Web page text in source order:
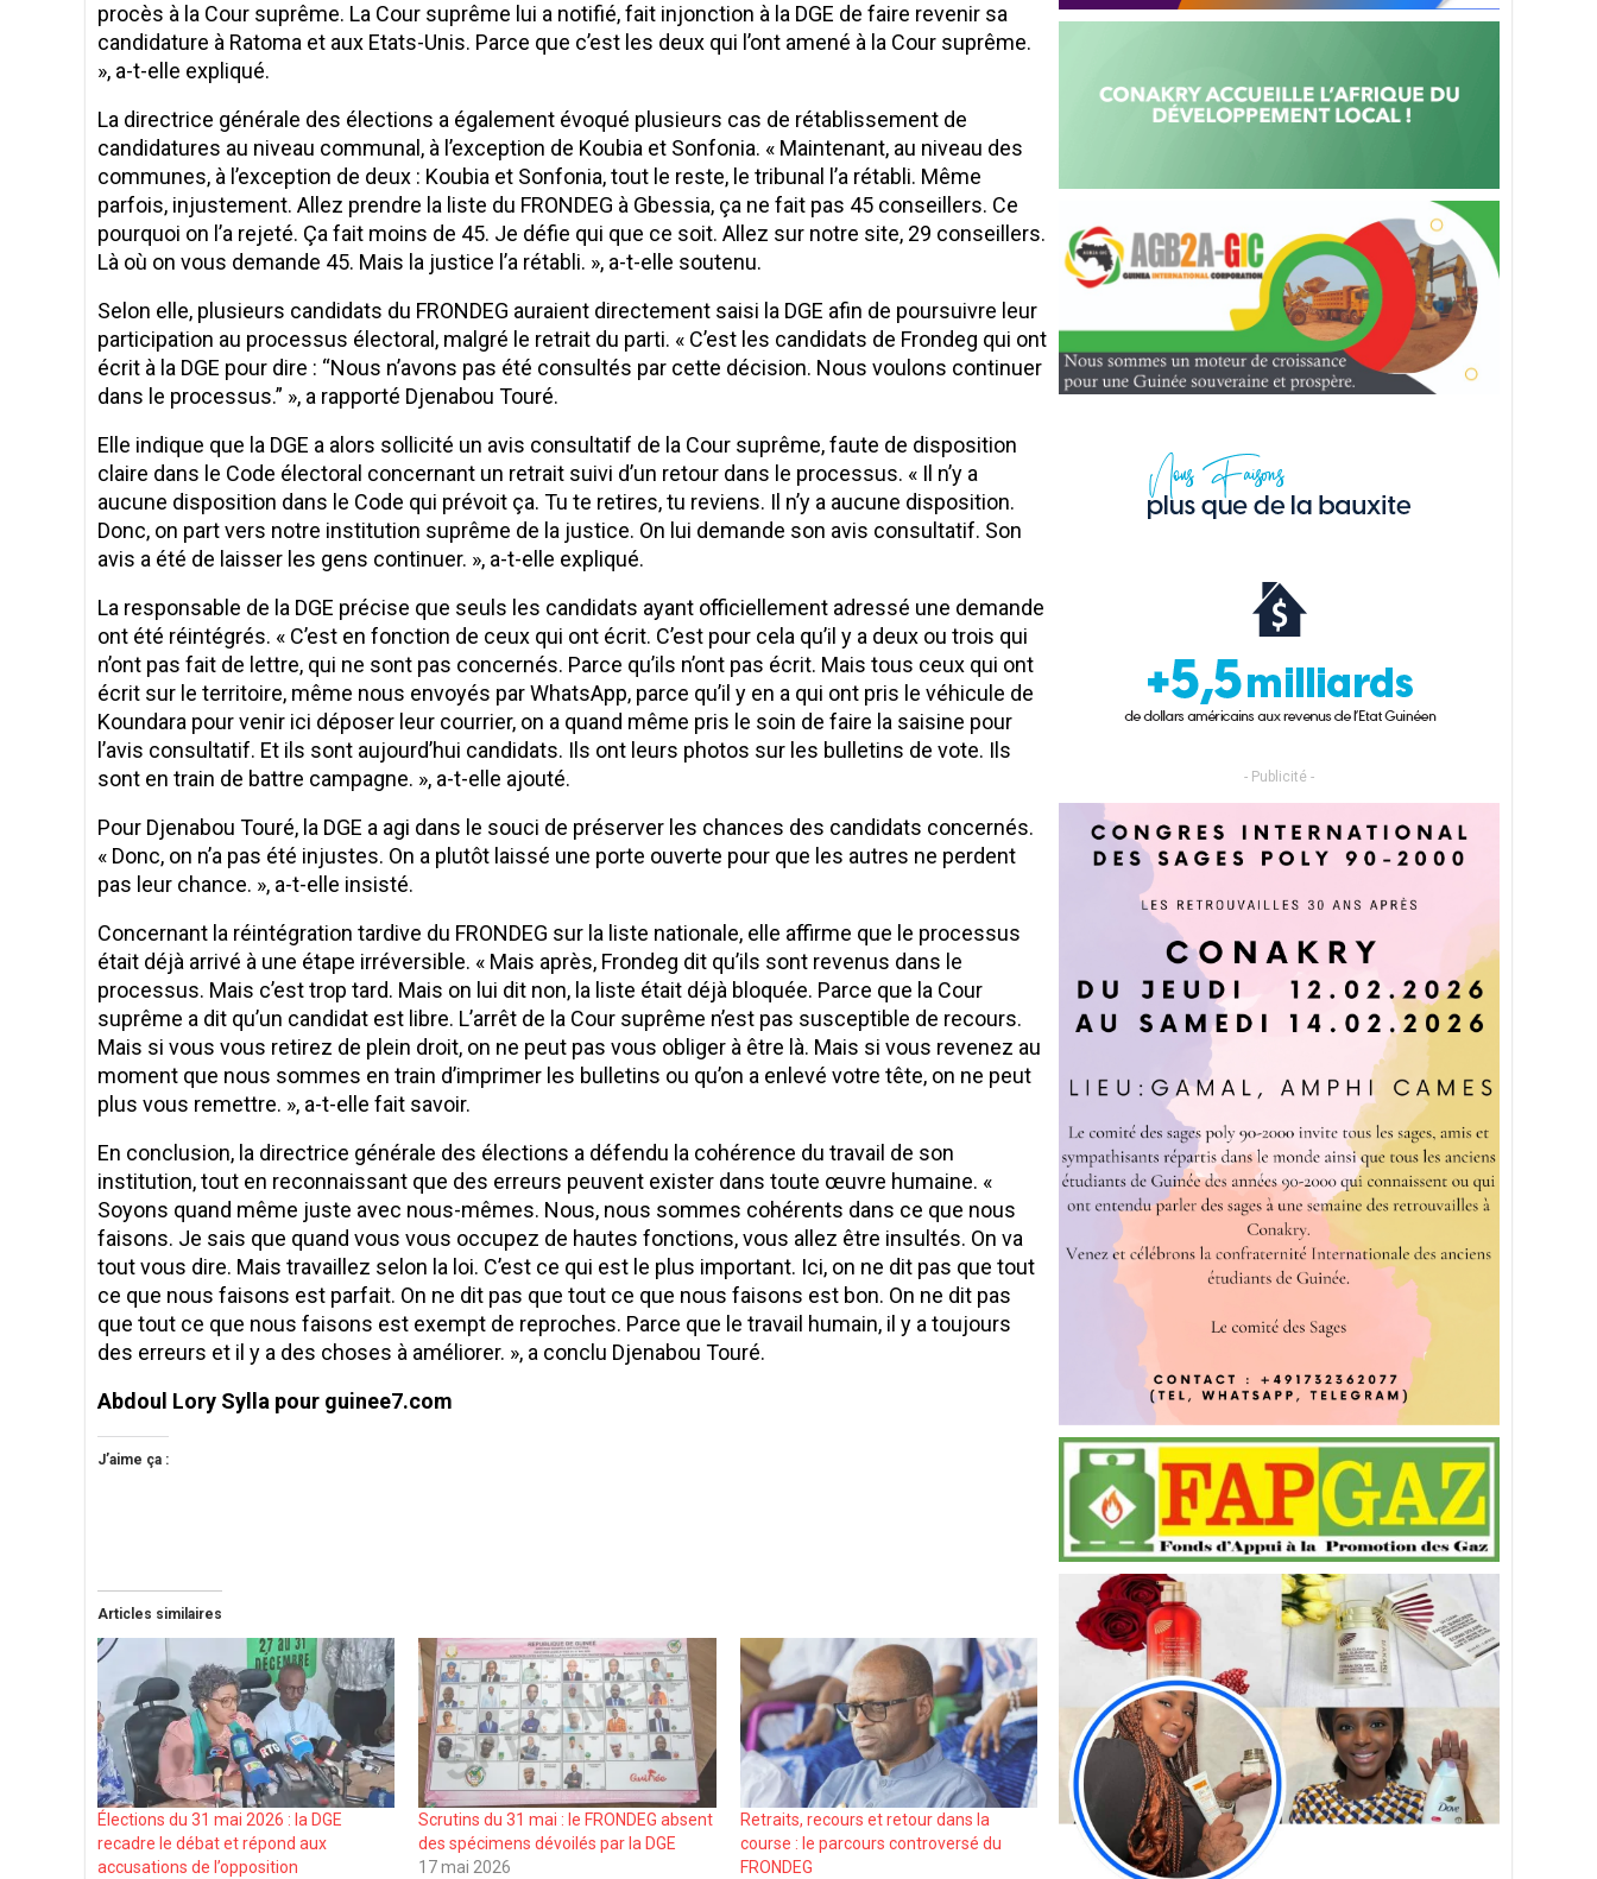
procès à la Cour suprême. La Cour suprême lui a notifié, fait injonction à la DGE de faire revenir sa
candidature à Ratoma et aux Etats-Unis. Parce que c’est les deux qui l’ont amené à la Cour suprême.
», a-t-elle expliqué.
La directrice générale des élections a également évoqué plusieurs cas de rétablissement de
candidatures au niveau communal, à l’exception de Koubia et Sonfonia. « Maintenant, au niveau des
communes, à l’exception de deux : Koubia et Sonfonia, tout le reste, le tribunal l’a rétabli. Même
parfois, injustement. Allez prendre la liste du FRONDEG à Gbessia, ça ne fait pas 45 conseillers. Ce
pourquoi on l’a rejeté. Ça fait moins de 45. Je défie qui que ce soit. Allez sur notre site, 29 conseillers.
Là où on vous demande 45. Mais la justice l’a rétabli. », a-t-elle soutenu.
Selon elle, plusieurs candidats du FRONDEG auraient directement saisi la DGE afin de poursuivre leur
participation au processus électoral, malgré le retrait du parti. « C’est les candidats de Frondeg qui ont
écrit à la DGE pour dire : “Nous n’avons pas été consultés par cette décision. Nous voulons continuer
dans le processus.” », a rapporté Djenabou Touré.
Elle indique que la DGE a alors sollicité un avis consultatif de la Cour suprême, faute de disposition
claire dans le Code électoral concernant un retrait suivi d’un retour dans le processus. « Il n’y a
aucune disposition dans le Code qui prévoit ça. Tu te retires, tu reviens. Il n’y a aucune disposition.
Donc, on part vers notre institution suprême de la justice. On lui demande son avis consultatif. Son
avis a été de laisser les gens continuer. », a-t-elle expliqué.
La responsable de la DGE précise que seuls les candidats ayant officiellement adressé une demande
ont été réintégrés. « C’est en fonction de ceux qui ont écrit. C’est pour cela qu’il y a deux ou trois qui
n’ont pas fait de lettre, qui ne sont pas concernés. Parce qu’ils n’ont pas écrit. Mais tous ceux qui ont
écrit sur le territoire, même nous envoyés par WhatsApp, parce qu’il y en a qui ont pris le véhicule de
Koundara pour venir ici déposer leur courrier, on a quand même pris le soin de faire la saisine pour
l’avis consultatif. Et ils sont aujourd’hui candidats. Ils ont leurs photos sur les bulletins de vote. Ils
sont en train de battre campagne. », a-t-elle ajouté.
Pour Djenabou Touré, la DGE a agi dans le souci de préserver les chances des candidats concernés.
« Donc, on n’a pas été injustes. On a plutôt laissé une porte ouverte pour que les autres ne perdent
pas leur chance. », a-t-elle insisté.
Concernant la réintégration tardive du FRONDEG sur la liste nationale, elle affirme que le processus
était déjà arrivé à une étape irréversible. « Mais après, Frondeg dit qu’ils sont revenus dans le
processus. Mais c’est trop tard. Mais on lui dit non, la liste était déjà bloquée. Parce que la Cour
suprême a dit qu’un candidat est libre. L’arrêt de la Cour suprême n’est pas susceptible de recours.
Mais si vous vous retirez de plein droit, on ne peut pas vous obliger à être là. Mais si vous revenez au
moment que nous sommes en train d’imprimer les bulletins ou qu’on a enlevé votre tête, on ne peut
plus vous remettre. », a-t-elle fait savoir.
En conclusion, la directrice générale des élections a défendu la cohérence du travail de son
institution, tout en reconnaissant que des erreurs peuvent exister dans toute œuvre humaine. «
Soyons quand même juste avec nous-mêmes. Nous, nous sommes cohérents dans ce que nous
faisons. Je sais que quand vous vous occupez de hautes fonctions, vous allez être insultés. On va
tout vous dire. Mais travaillez selon la loi. C’est ce qui est le plus important. Ici, on ne dit pas que tout
ce que nous faisons est parfait. On ne dit pas que tout ce que nous faisons est bon. On ne dit pas
que tout ce que nous faisons est exempt de reproches. Parce que le travail humain, il y a toujours
des erreurs et il y a des choses à améliorer. », a conclu Djenabou Touré.
Abdoul Lory Sylla pour guinee7.com
J’aime ça :
Articles similaires
Élections du 31 mai 2026 : la DGE
recadre le débat et répond aux
accusations de l’opposition
Scrutins du 31 mai : le FRONDEG absent
des spécimens dévoilés par la DGE
17 mai 2026
Retraits, recours et retour dans la
course : le parcours controversé du
FRONDEG
- Publicité -